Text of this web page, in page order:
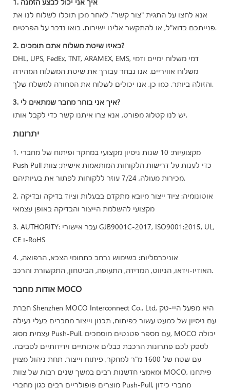
אנא לחצו על התגית "צור קשר". לאחר מכן תוכלו לשלוח לנו את
פנייתכם בדוא"ל, או להתקשר אלינו ישירות. בואו נדבר על הפרטים.
2. באיזו שיטת משלוח אתם תומכים?
DHL, UPS, FedEx, TNT, ARAMEX, EMS, דמי משלוח ימיים ודמי
משלוח אוויריים. אנו נבחר עבורך את שיטת המשלוח המהירה
והזולה ביותר. כמו כן, אנו יכולים לשלוח את הסחורה למשלח שלך.
3. איך אני בוחר מחבר שמתאים לי?
יש לנו קטלוג מפורט, אנא צרו איתנו קשר כדי לקבל אותו.
יתרונות
1. מקצועיות: 10 שנות ניסיון מקצועי במחקר ופיתוח של מחברי
Push Pull כדי לענות על דרישות הלקוחות המותאמות אישית; צוות
מכירות מעולה, 7/24 עוזר ללקוחות לפתור את בעיותיהם.
2. אוטונומיה: ציוד ייצור מיובא מתקדם בבעלות וציוד בדיקה ובדיקה
מקצועי להשלמת הייצור והבדיקה באופן עצמאי
3. AUTHORITY: עבר אישורי GJB9001C-2017, ISO9001:2015, UL,
CE ו-RoHS
4. אוניברסליות: בשימוש נרחב בתחומי הצבא, הרפואה,
האודיו-וידאו, הניווט, המדידה, התעופה, הביטחון, התקשורת והרכב.
אודות מחבר MOCO
חברת Shenzhen MOCO Interconnect Co., Ltd, היא מפעל היי-טק
עם ניסיון של כמעט עשור בפיתוח, תכנון וייצור מחברים בעלי נעילה
עצמית מסוג Push-Pull. עם מספר פטנטים מוסמכים, MOCO יכולה
לספק לכם פתרונות הרכבת כבלים איכותיים וידידותיים לסביבה.
עם שטח של 1600 מ"ר למחקר, פיתוח וייצור. תחת ניהול מצוין
ומאמצי חדשנות רבים במשך שנים רבות של צוות MOCO, פיתחנו
מוצרים פופולריים רבים כגון מחברי Push-Pull, מחברי כידון